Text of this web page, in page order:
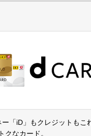
「iD」もクレジットもこ
クなカード。